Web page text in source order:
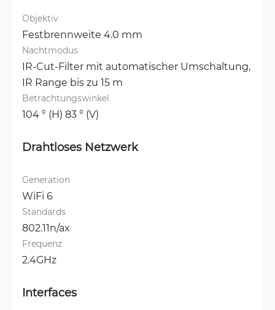
Objektiv
Festbrennweite 4.0 mm
Nachtmodus
IR-Cut-Filter mit automatischer Umschaltung,
IR Range bis zu 15 m
Betrachtungswinkel
104 ° (H) 83 ° (V)
Drahtloses Netzwerk
Generation
WiFi 6
Standards
802.11n/ax
Frequenz
2.4GHz
Interfaces